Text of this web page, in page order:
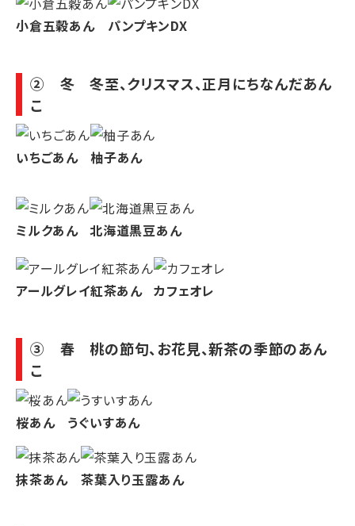
小倉五穀あん パンプキンDX
② 冬 冬至、クリスマス、正月にちなんだあん
こ
いちごあん 柚子あん
ミルクあん 北海道黒豆あん
アールグレイ紅茶あん カフェオレ
③ 春 桃の節句、お花見、新茶の季節のあん
こ
桜あん うぐいすあん
抹茶あん 茶葉入り玉露あん